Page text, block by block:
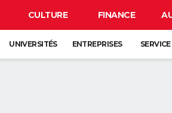
CULTURE FINANCE
UNIVERSITÉS ENTREPRISES